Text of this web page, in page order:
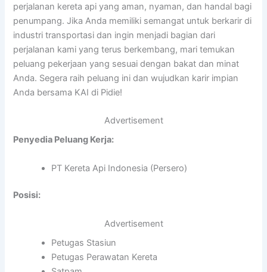
perjalanan kereta api yang aman, nyaman, dan handal bagi
penumpang. Jika Anda memiliki semangat untuk berkarir di
industri transportasi dan ingin menjadi bagian dari
perjalanan kami yang terus berkembang, mari temukan
peluang pekerjaan yang sesuai dengan bakat dan minat
Anda. Segera raih peluang ini dan wujudkan karir impian
Anda bersama KAI di Pidie!
Advertisement
Penyedia Peluang Kerja:
PT Kereta Api Indonesia (Persero)
Posisi:
Advertisement
Petugas Stasiun
Petugas Perawatan Kereta